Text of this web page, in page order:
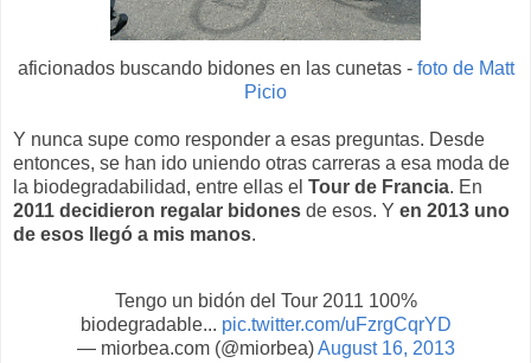
aficionados buscando bidones en las cunetas - foto de Matt
Picio
Y nunca supe como responder a esas preguntas. Desde
entonces, se han ido uniendo otras carreras a esa moda de
la biodegradabilidad, entre ellas el Tour de Francia. En
2011 decidieron regalar bidones de esos. Y en 2013 uno
de esos llegó a mis manos.
Tengo un bidón del Tour 2011 100%
biodegradable... pic.twitter.com/uFzrgCqrYD
— miorbea.com (@miorbea)August 16, 2013